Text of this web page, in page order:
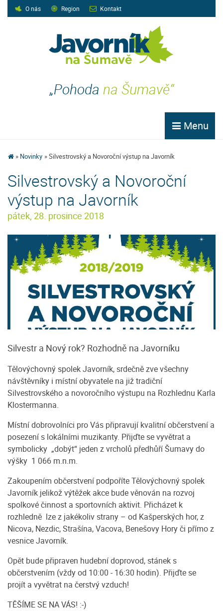
O nás Region Kontakt
„Pohoda na Šumavě“
Menu
Novinky Silvestrovský a Novoroční výstup na Javorník
Silvestrovský a Novoroční
výstup na Javorník
pátek, 28. prosince 2018
Silvestr a Nový rok? Rozhodně na Javorníku
Tělovýchovný spolek Javorník, srdečně zve všechny
návštěvníky i místní obyvatele na již tradiční
Silvestrovského a novoročního výstupu na Rozhlednu Karla
Klostermanna.
Místní dobrovolníci pro Vás připravují kvalitní občerstvení a
posezení s lokálními muzikanty. Přijďte se vyvětrat a
symbolicky „dobýt“ jeden z vrcholů předhůří Šumavy do
výšky 1 066 m.n.m.
Zakoupením občerstvení podpoříte Tělovýchovný spolek
Javorník jelikož výtěžek akce bude věnován na rozvoj
spolkové činnost a sportovních aktivit. Přicházet k
rozhledně lze z jakékoliv strany – od Kašperských hor, z
Nicova, Nezdic, Strašína, Vacova, Benešovy Hory či přímo z
vesnice Javorník.
Opět bude připraven hudební doprovod, stánek s
občerstvením (vždy od 10:00 - 16:30 hodin). Přijďte se
projít a vyvětrat na čerstvý vzduch!
TĚŠÍME SE NA VÁS! :-)